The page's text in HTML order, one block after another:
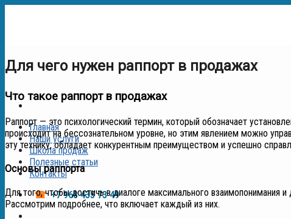
Главная
Наши услуги
Школа продаж
Полезные статьи
Контакты
☎ +7 968 435 73 49
Для чего нужен раппорт в продажах
Что такое раппорт в продажах
Раппорт — это психологический термин, который обозначает
происходит на бессознательном уровне, но этим явлением можно
эту технику, обладает конкурентным преимуществом и успешно
Основы раппорта
Для того, чтобы достичь в диалоге максимального взаимопонимания
Рассмотрим подробнее, что включает каждый из них.